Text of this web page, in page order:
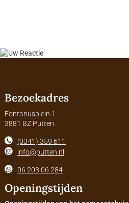
Bezoekadres
Fontanusplein 1
3881 BZ Putten
(0341) 359 611
info@putten.nl
06 203 06 284
Openingstijden